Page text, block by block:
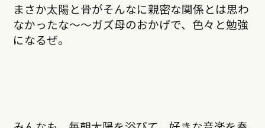
まさか太陽と骨がそんなに親密な関係とは思わ
なかったな〜〜ガズ母のおかげで、色々と勉強
になるぜ。